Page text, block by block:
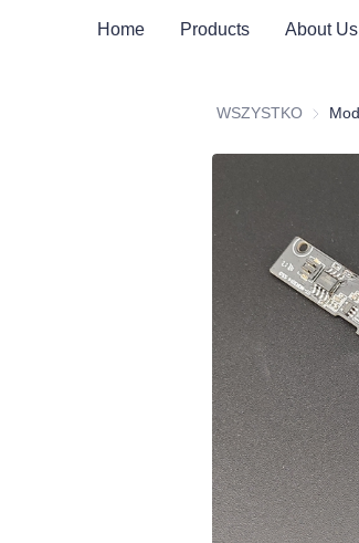
Home Products About Us
WSZYSTKO